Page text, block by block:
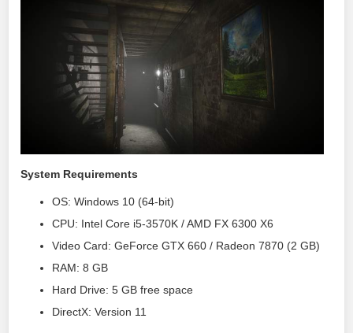
System Requirements
OS: Windows 10 (64-bit)
CPU: Intel Core i5-3570K / AMD FX 6300 X6
Video Card: GeForce GTX 660 / Radeon 7870 (2 GB)
RAM: 8 GB
Hard Drive: 5 GB free space
DirectX: Version 11